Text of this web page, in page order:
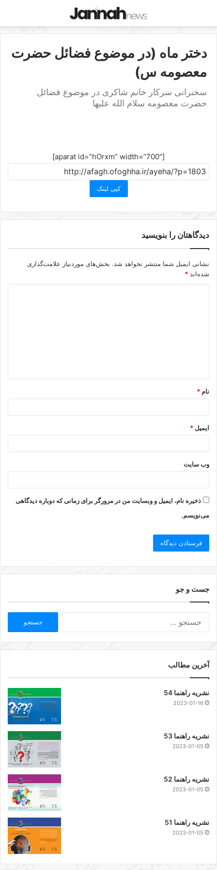
دختر ماه (در موضوع فضائل حضرت
معصومه س)
سخنرانی سرکار خانم شاکری در موضوع فضائل
حضرت معصومه سلام الله علیها
[aparat id=”hOrxm” width=”700″]
کپی لینک
دیدگاهتان را بنویسید
نشانی ایمیل شما منتشر نخواهد شد. بخش‌های موردنیاز علامت‌گذاری
شده‌اند *
*
نام *
ایمیل *
وب‌ سایت
ذخیره نام، ایمیل و وبسایت من در مرورگر برای زمانی که دوباره دیدگاهی
می‌نویسم.
جست و جو
آخرین مطالب
نشریه راهنما 54
2023-01-16
نشریه راهنما 53
2023-01-05
نشریه راهنما 52
2023-01-05
نشریه راهنما 51
2023-01-05